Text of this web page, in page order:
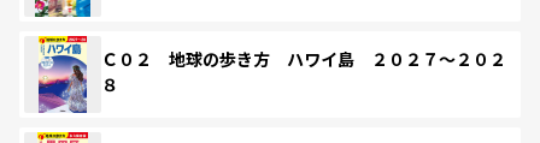
Ｃ０２ 地球の歩き方 ハワイ島 ２０２７～２０２
８